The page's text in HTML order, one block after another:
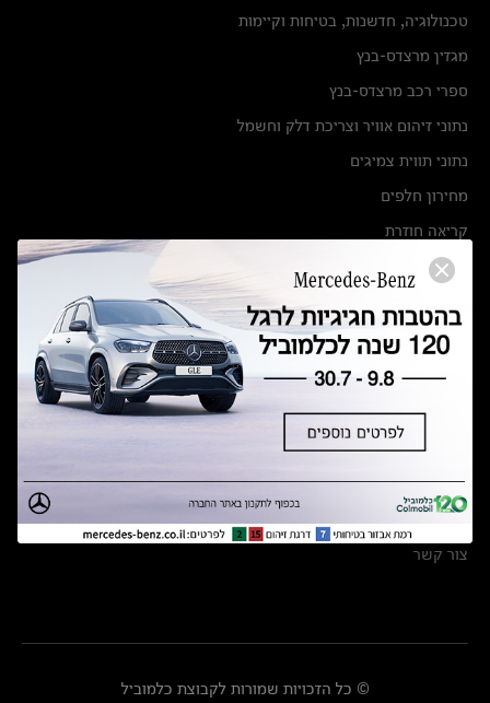
טכנולוגיה, חדשנות, בטיחות וקיימות
מגזין מרצדס-בנץ
ספרי רכב מרצדס-בנץ
נתוני זיהום אוויר וצריכת דלק וחשמל
נתוני תווית צמיגים
מחירון חלפים
קריאה חוזרת
הודעה על הטבות לרכבי מרצדס בהסדר פשרה בתצ 56447-02-19
תקנון ימי מכירות 120 לכלמוביל
מצאו אותנו
אולמות תצוגה
מרכזי שירות
צור קשר
© כל הזכויות שמורות לקבוצת כלמוביל